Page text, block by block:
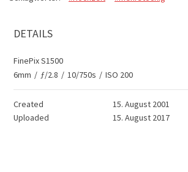
DETAILS
FinePix S1500
6mm / ƒ/2.8 / 10/750s / ISO 200
Created
15. August 2001
Uploaded
15. August 2017